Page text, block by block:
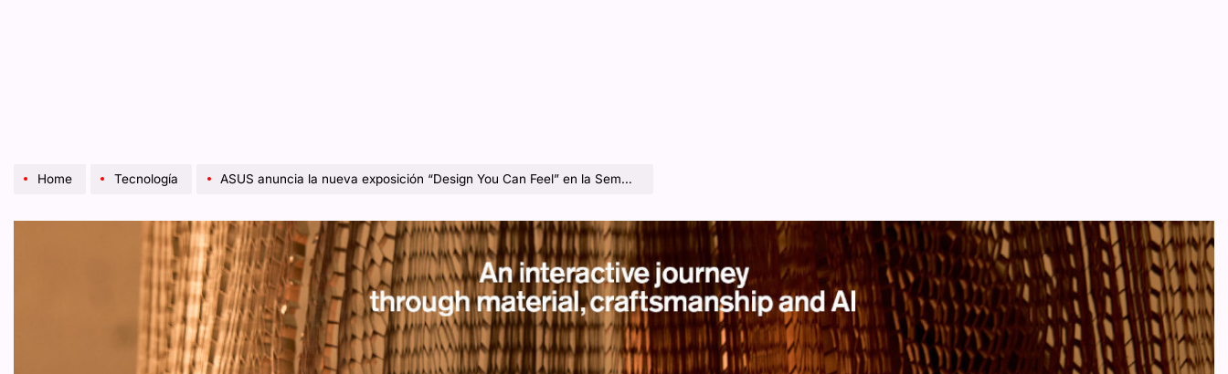
Home Tecnología ASUS anuncia la nueva exposición “Design You Can Feel” en la Semana del Diseño de Milán